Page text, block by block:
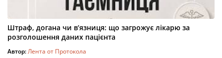
Штраф, догана чи в’язниця: що загрожує лікарю за
розголошення даних пацієнта
Автор:Лента от Протокола